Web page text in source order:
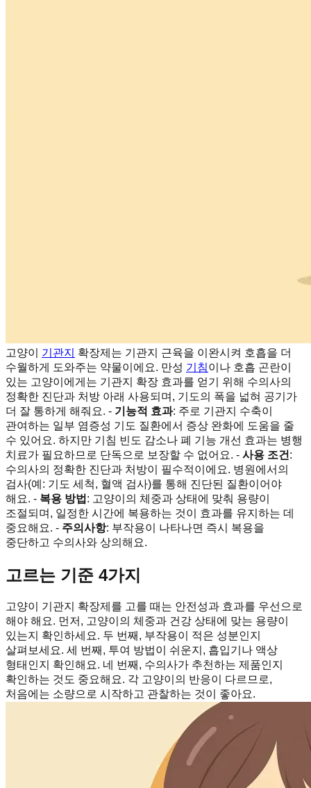
고양이 기관지
확장제는 기관지 근육을 이완시켜 호흡을 더
수월하게 도와주는 약물이에요. 만성 기침이나 호흡 곤란이
있는 고양이에게는 기관지 확장 효과를 얻기 위해 수의사의
정확한 진단과 처방 아래 사용되며, 기도의 폭을 넓혀 공기가
더 잘 통하게 해줘요. - 기능적 효과: 주로 기관지 수축이
관여하는 일부 염증성 기도 질환에서 증상 완화에 도움을 줄
수 있어요. 하지만 기침 빈도 감소나 폐 기능 개선 효과는 병행
치료가 필요하므로 단독으로 보장할 수 없어요. - 사용 조건 :
수의사의 정확한 진단과 처방이 필수적이에요. 병원에서의
검사(예: 기도 세척, 혈액 검사)를 통해 진단된 질환이어야
해요. - 복용 방법 : 고양이의 체중과 상태에 맞춰 용량이
조절되며, 일정한 시간에 복용하는 것이 효과를 유지하는 데
중요해요. - 주의사항: 부작용이 나타나면 즉시 복용을
중단하고 수의사와 상의해요.
고르는 기준 4가지
고양이 기관지 확장제를 고를 때는 안전성과 효과를 우선으로
해야 해요. 먼저, 고양이의 체중과 건강 상태에 맞는 용량이
있는지 확인하세요. 두 번째, 부작용이 적은 성분인지
살펴보세요. 세 번째, 투여 방법이 쉬운지, 흡입기나 액상
형태인지 확인해요. 네 번째, 수의사가 추천하는 제품인지
확인하는 것도 중요해요. 각 고양이의 반응이 다르므로,
처음에는 소량으로 시작하고 관찰하는 것이 좋아요.